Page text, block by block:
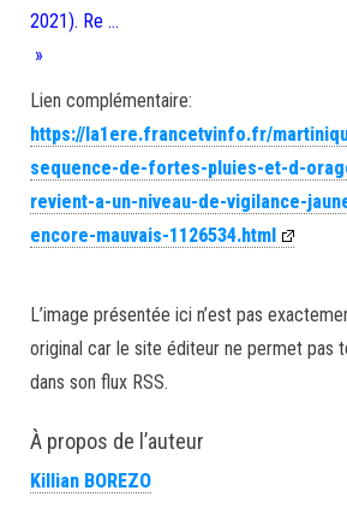
2021). Re …
»
Lien complémentaire:
https://la1ere.francetvinfo.fr/
sequence-de-fortes-pluies-et-d-
revient-a-un-niveau-de-vigilance-
encore-mauvais-1126534.html
L’image présentée ici n’est pas
original car le site éditeur ne permet pas
dans son flux RSS.
À propos de l’auteur
Killian BOREZO